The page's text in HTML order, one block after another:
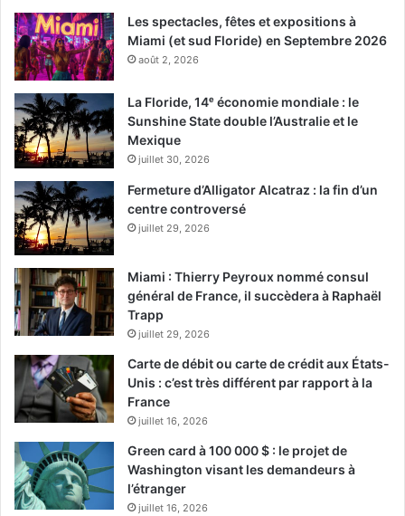
que les médias leur demande de
faire.
Dans l’absolu, la diversité des
sources d’information apportée
par internet et les réseaux sociaux
n’est pas un mal. Dans la pratique,
tout le monde semble perdu, et il
est bien évident qu’on ne peut pas
plus faire confiance à des
journalistes amateurs qu’à des
professionnels.
L’histoire des démocraties
contemporaines est marquée par
pouvoir » que constituent les
médias, notamment aux Etats-
Les spectacles, fêtes et expositions à
Miami (et sud Floride) en Septembre 2026
août 2, 2026
La Floride, 14ᵉ économie mondiale : le
Sunshine State double l’Australie et le
Mexique
juillet 30, 2026
Fermeture d’Alligator Alcatraz : la fin d’un
centre controversé
juillet 29, 2026
Miami : Thierry Peyroux nommé consul
général de France, il succèdera à Raphaël
Trapp
juillet 29, 2026
Carte de débit ou carte de crédit aux États-
Unis : c’est très différent par rapport à la
France
juillet 16, 2026
Green card à 100 000 $ : le projet de
Washington visant les demandeurs à
l’étranger
juillet 16, 2026